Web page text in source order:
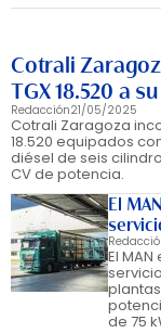
Cotrali
TGX 18.520 a
Redacción21/05/2025
Cotrali Zaragoza
18.520 equipados
diésel de seis
CV de potencia.
El
El
de 75